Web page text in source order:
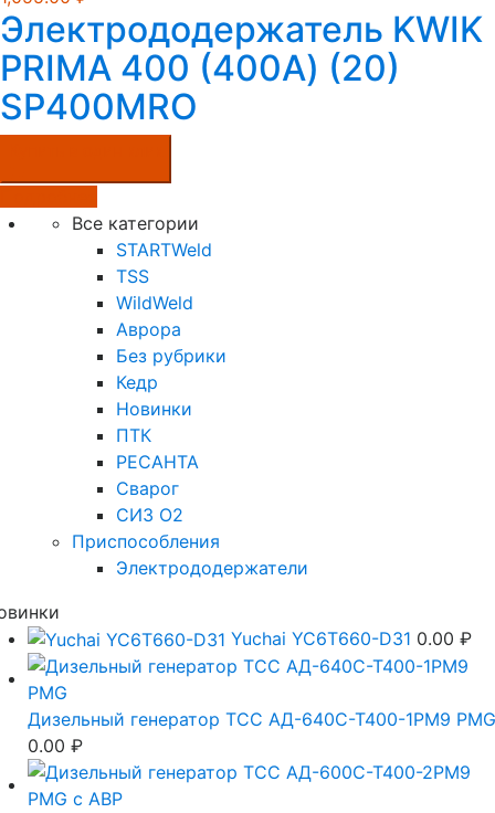
Электрододержатель KWIK
PRIMA 400 (400А) (20)
SP400MRO
Все категории
STARTWeld
TSS
WildWeld
Аврора
Без рубрики
Кедр
Новинки
ПТК
РЕСАНТА
Сварог
СИЗ О2
Приспособления
Электрододержатели
Yuchai YC6T660-D31 0.00 ₽
Дизельный генератор ТСС АД-640С-Т400-1РМ9 PMG
0.00 ₽